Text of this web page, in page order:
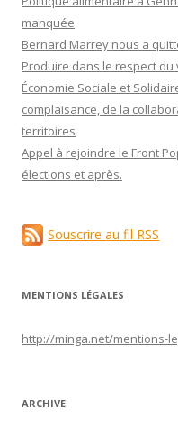
manquée
Bernard Marrey nous a
Produire dans le respect
Économie Sociale et
complaisance, de la
territoires
Appel à rejoindre le Front
élections et après.
Souscrire au fil RSS
MENTIONS LÉGALES
http://minga.net/mentions-
ARCHIVE